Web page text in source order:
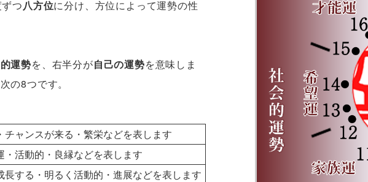
つ八方位に分け、方位によって運勢の性
運勢を、右半分が自己の運勢を意味しま
の8つです。
チャンスが来る・繁栄などを表します
・活動的・良縁などを表します
長する・明るく活動的・進展などを表します